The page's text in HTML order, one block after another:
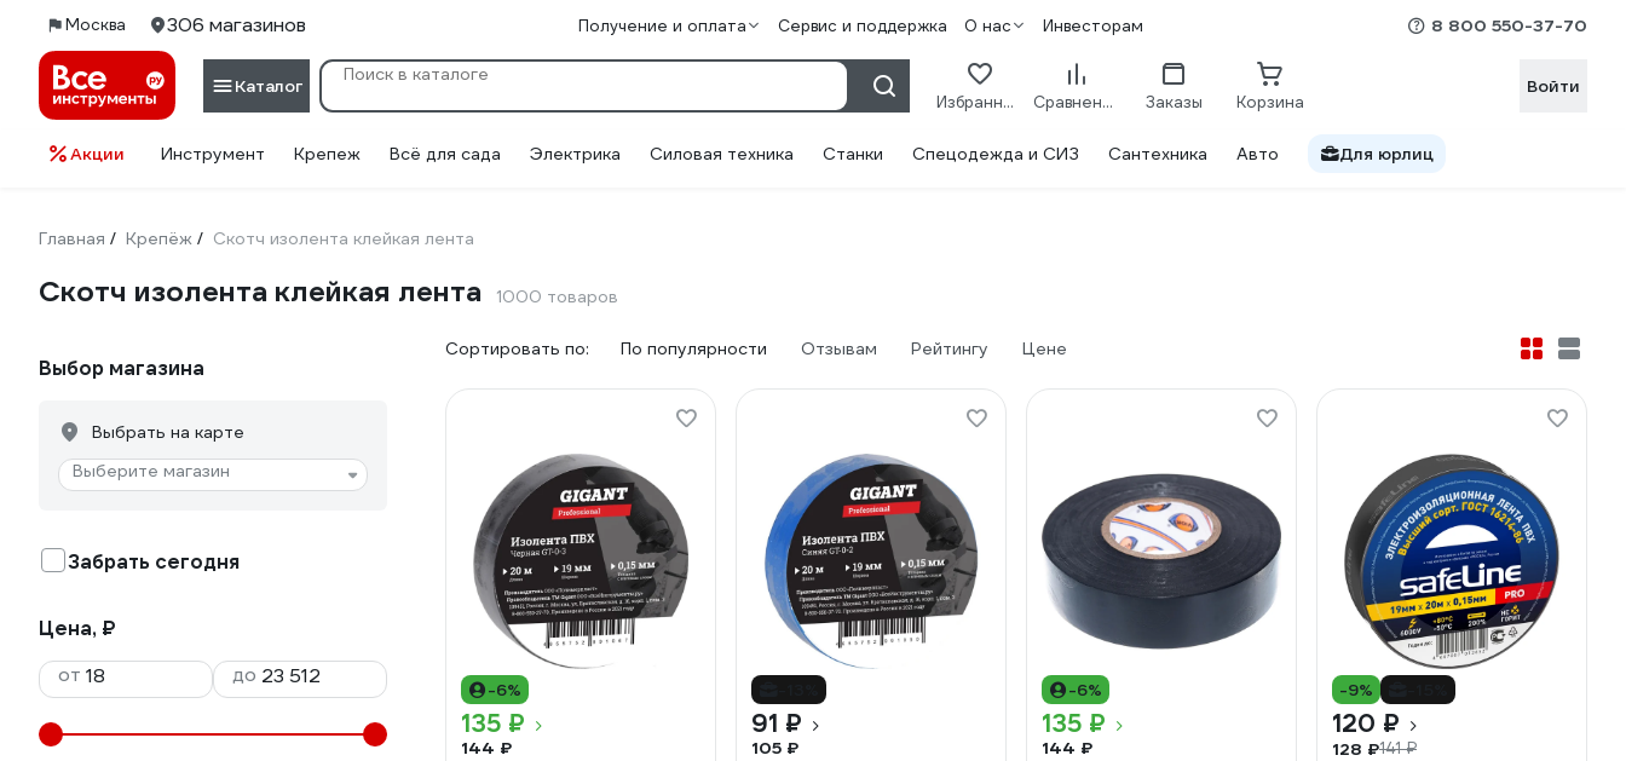
Москва 306 магазинов Получение и оплата Сервис и поддержка О нас Инвесторам 8 800 550-37-70
Каталог
Избранное Сравнение Заказы Корзина
Войти
Акции Инструмент Крепеж Всё для сада Электрика Силовая техника Станки Спецодежда и СИЗ Сантехника Авто Для юрлиц
Главная / Крепёж / Скотч изолента клейкая лента
Скотч изолента клейкая лента 1000 товаров
Выбор магазина
Выбрать на карте
Выберите магазин
Забрать сегодня
Цена, ₽
от
до
Сортировать по: По популярности Отзывам Рейтингу Цене
-6%
135 ₽
144 ₽
91 ₽
105 ₽
-6%
135 ₽
144 ₽
-9%
120 ₽
128 ₽141 ₽